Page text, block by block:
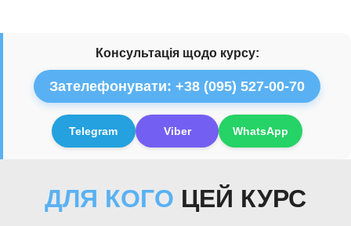
Консультація щодо курсу:
Зателефонувати: +38 (095) 527-00-70
Telegram Viber WhatsApp
ДЛЯ КОГО ЦЕЙ КУРС